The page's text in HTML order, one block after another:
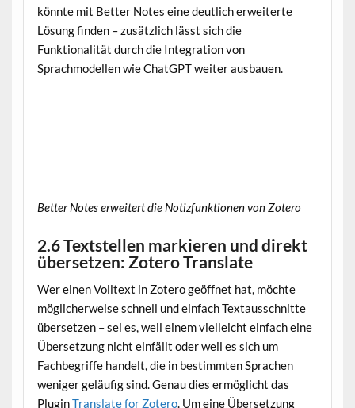
könnte mit Better Notes eine deutlich erweiterte
Lösung finden – zusätzlich lässt sich die
Funktionalität durch die Integration von
Sprachmodellen wie ChatGPT weiter ausbauen.
Better Notes erweitert die Notizfunktionen von Zotero
2.6 Textstellen markieren und direkt
übersetzen: Zotero Translate
Wer einen Volltext in Zotero geöffnet hat, möchte
möglicherweise schnell und einfach Textausschnitte
übersetzen – sei es, weil einem vielleicht einfach eine
Übersetzung nicht einfällt oder weil es sich um
Fachbegriffe handelt, die in bestimmten Sprachen
weniger geläufig sind. Genau dies ermöglicht das
PluginTranslate for Zotero. Um eine Übersetzung